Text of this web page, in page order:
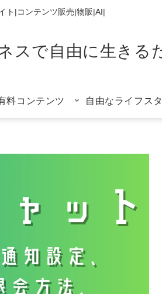
ト|コンテンツ販売|物販|AI|
スで自由に生きる
料コンテンツ 自由なライフス